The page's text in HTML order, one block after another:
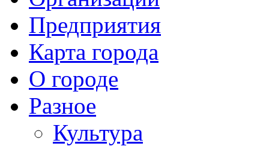
Предприятия
Карта города
О городе
Разное
Культура